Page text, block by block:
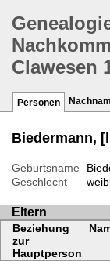
Clawesen
Personen
Biedermann,
Geburtsname
Geschlecht
Eltern
Beziehung
zur
Hauptperson